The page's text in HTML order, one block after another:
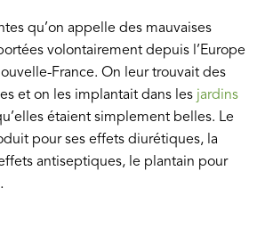
qu’on appelle des mauvaises
volontairement depuis l’Europe
France. On leur trouvait des
et on les implantait dans les jardins
étaient simplement belles. Le
pour ses effets diurétiques, la
antiseptiques, le plantain pour